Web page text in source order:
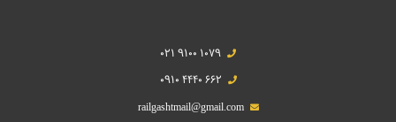
021 9100 1079
0910 4440 662
railgashtmail@gmail.com